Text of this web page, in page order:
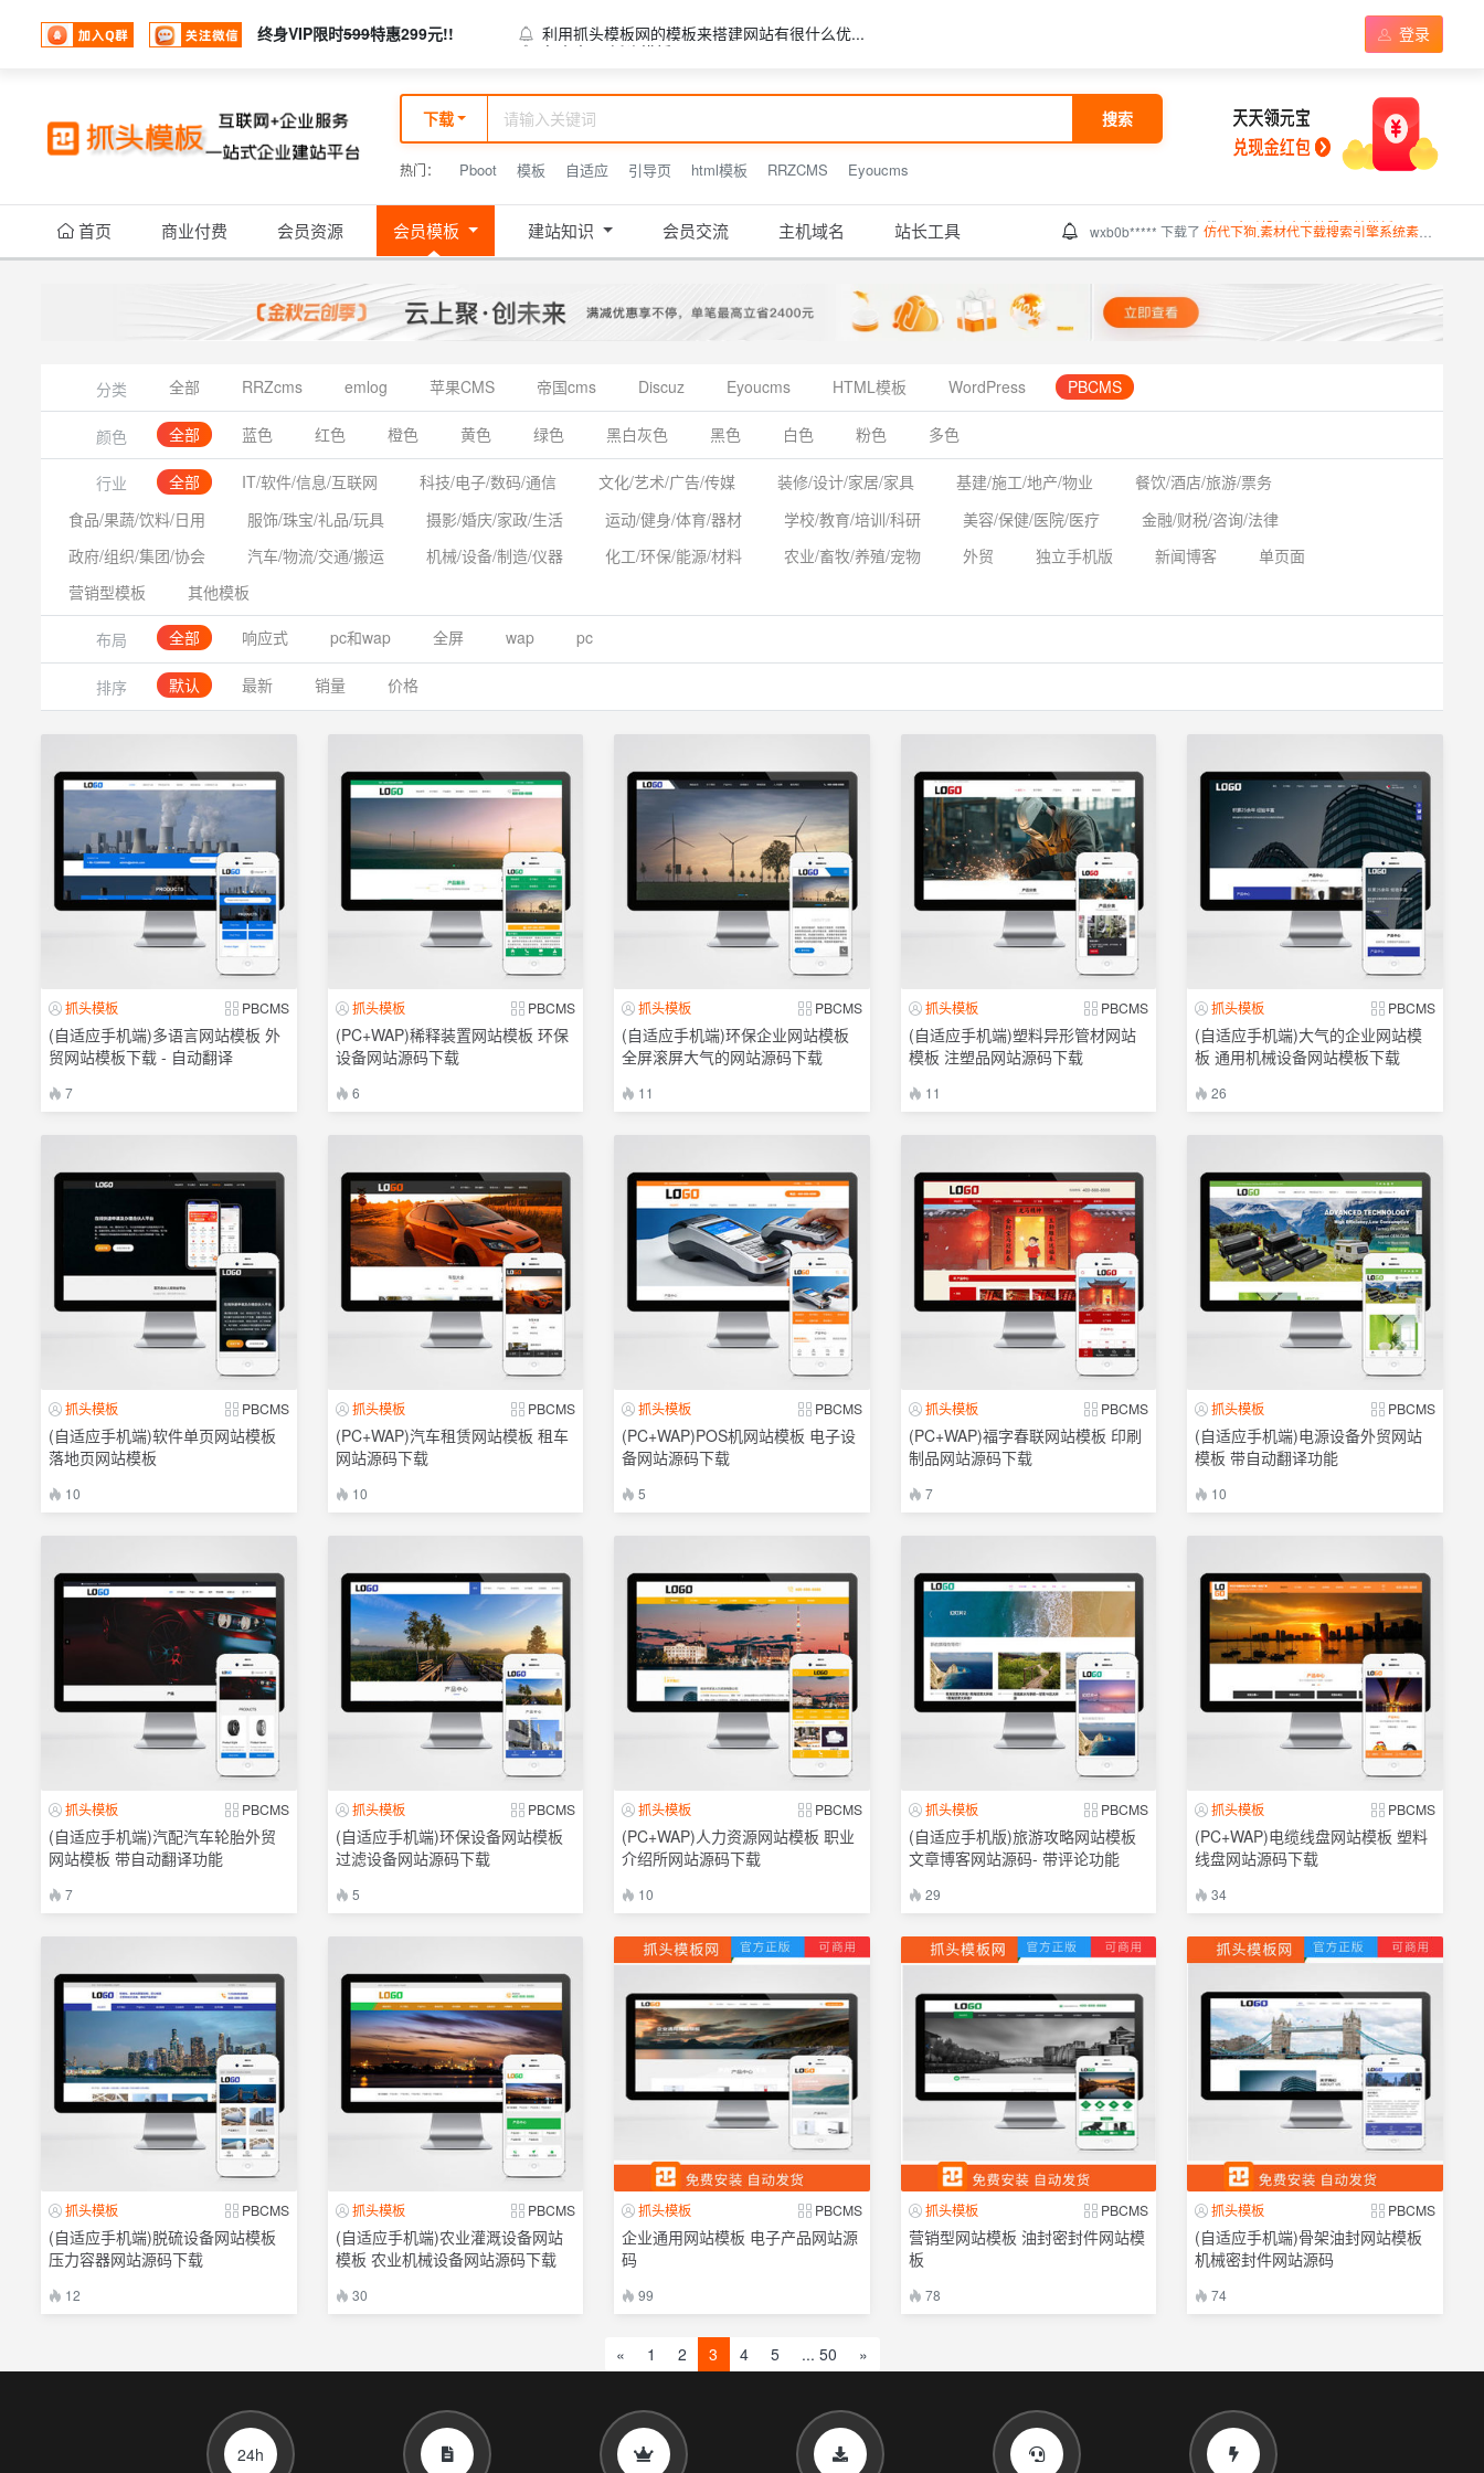
终身VIP限时599特惠299元!! 利用抓头模板网的模板来搭建网站有很什么优... 登录
下载 搜索
热门： Pboot 模板 自适应 引导页 html模板 RRZCMS Eyoucms
首页 商业付费 会员资源 会员模板 建站知识 会员交流 主机域名 站长工具 wxb0b***** 下载了 仿代下狗,素材代下载搜索引擎系统素材付费下载系统整站打包完美运营版本
分类 全部 RRZcms emlog 苹果CMS 帝国cms Discuz Eyoucms HTML模板 WordPress PBCMS
颜色 全部 蓝色 红色 橙色 黄色 绿色 黑白灰色 黑色 白色 粉色 多色
行业 全部 IT/软件/信息/互联网 科技/电子/数码/通信 文化/艺术/广告/传媒 装修/设计/家居/家具 基建/施工/地产/物业
餐饮/酒店/旅游/票务
食品/果蔬/饮料/日用
服饰/珠宝/礼品/玩具 摄影/婚庆/家政/生活 运动/健身/体育/器材 学校/教育/培训/科研 美容/保健/医院/医疗
金融/财税/咨询/法律
政府/组织/集团/协会
汽车/物流/交通/搬运 机械/设备/制造/仪器 化工/环保/能源/材料 农业/畜牧/养殖/宠物 外贸 独立手机版 新闻博客
单页面
营销型模板
其他模板
布局 全部 响应式 pc和wap 全屏 wap pc
排序 默认 最新 销量 价格
抓头模板 PBCMS
(自适应手机端)多语言网站模板 外
贸网站模板下载 - 自动翻译
7
抓头模板 PBCMS
(PC+WAP)稀释装置网站模板 环保
设备网站源码下载
6
抓头模板 PBCMS
(自适应手机端)环保企业网站模板
全屏滚屏大气的网站源码下载
11
抓头模板 PBCMS
(自适应手机端)塑料异形管材网站
模板 注塑品网站源码下载
11
抓头模板 PBCMS
(自适应手机端)大气的企业网站模
板 通用机械设备网站模板下载
26
抓头模板 PBCMS
(自适应手机端)软件单页网站模板
落地页网站模板
10
抓头模板 PBCMS
(PC+WAP)汽车租赁网站模板 租车
网站源码下载
10
抓头模板 PBCMS
(PC+WAP)POS机网站模板 电子设
备网站源码下载
5
抓头模板 PBCMS
(PC+WAP)福字春联网站模板 印刷
制品网站源码下载
7
抓头模板 PBCMS
(自适应手机端)电源设备外贸网站
模板 带自动翻译功能
10
抓头模板 PBCMS
(自适应手机端)汽配汽车轮胎外贸
网站模板 带自动翻译功能
7
抓头模板 PBCMS
(自适应手机端)环保设备网站模板
过滤设备网站源码下载
5
抓头模板 PBCMS
(PC+WAP)人力资源网站模板 职业
介绍所网站源码下载
10
抓头模板 PBCMS
(自适应手机版)旅游攻略网站模板
文章博客网站源码- 带评论功能
29
抓头模板 PBCMS
(PC+WAP)电缆线盘网站模板 塑料
线盘网站源码下载
34
抓头模板 PBCMS
(自适应手机端)脱硫设备网站模板
压力容器网站源码下载
12
抓头模板 PBCMS
(自适应手机端)农业灌溉设备网站
模板 农业机械设备网站源码下载
30
抓头模板 PBCMS
企业通用网站模板 电子产品网站源
码
99
抓头模板 PBCMS
营销型网站模板 油封密封件网站模
板
78
抓头模板 PBCMS
(自适应手机端)骨架油封网站模板
机械密封件网站源码
74
« 1 2 3 4 5 ... 50 »
24h